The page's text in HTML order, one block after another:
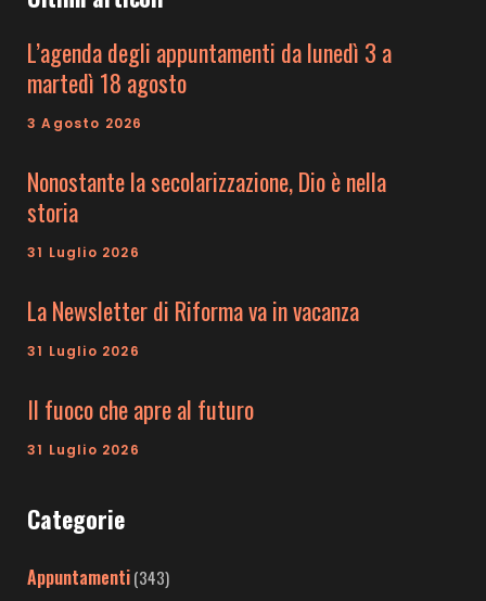
L’agenda degli appuntamenti da lunedì 3 a
martedì 18 agosto
3 Agosto 2026
Nonostante la secolarizzazione, Dio è nella
storia
31 Luglio 2026
La Newsletter di Riforma va in vacanza
31 Luglio 2026
Il fuoco che apre al futuro
31 Luglio 2026
Categorie
Appuntamenti(343)